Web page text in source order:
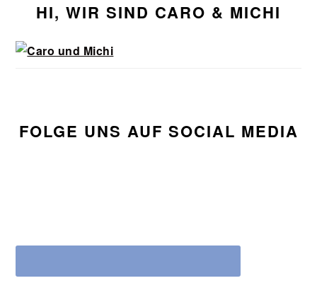
HI, WIR SIND CARO & MICHI
FOLGE UNS AUF SOCIAL MEDIA